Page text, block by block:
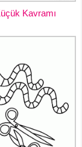
Kavramı